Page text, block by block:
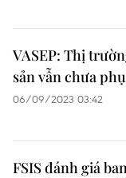
VASEP: Thị
sản vẫn chưa
06/09/2023 03:42
FSIS đánh giá